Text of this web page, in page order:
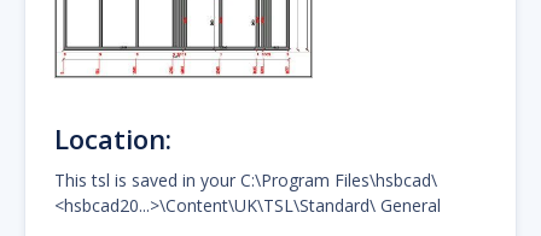
Location:
This tsl is saved in your C:\Program Files\hsbcad\
<hsbcad20...>\Content\UK\TSL\Standard\ General